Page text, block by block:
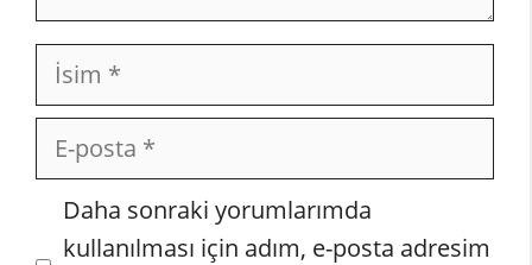
İsim
posta
İnternet
sitesi
Daha sonraki yorumlarımda
kullanılması için adım, e-posta adresim